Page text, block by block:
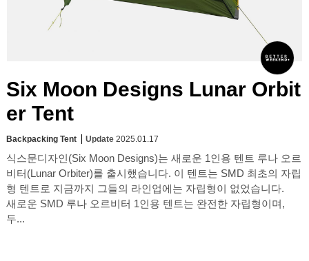
Six Moon Designs Lunar Orbit
er Tent
Backpacking Tent Update 2025.01.17
식스문디자인(Six Moon Designs)는 새로운 1인용 텐트 루나 오르
비터(Lunar Orbiter)를 출시했습니다. 이 텐트는 SMD 최초의 자립
형 텐트로 지금까지 그들의 라인업에는 자립형이 없었습니다.
새로운 SMD 루나 오르비터 1인용 텐트는 완전한 자립형이며,
두...